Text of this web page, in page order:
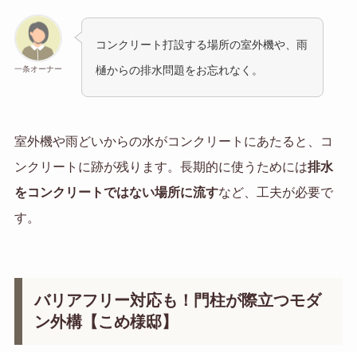
一条オーナー
コンクリート打設する場所の室外機や、雨
樋からの排水問題をお忘れなく。
室外機や雨どいからの水がコンクリートにあたると、コ
ンクリートに跡が残ります。長期的に使うためには排水
をコンクリートではない場所に流すなど、工夫が必要で
す。
バリアフリー対応も！門柱が際立つモダ
ン外構【こめ様邸】